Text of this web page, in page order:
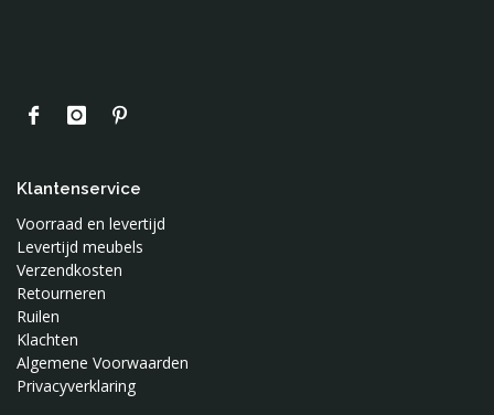
Klantenservice
Voorraad en levertijd
Levertijd meubels
Verzendkosten
Retourneren
Ruilen
Klachten
Algemene Voorwaarden
Privacyverklaring